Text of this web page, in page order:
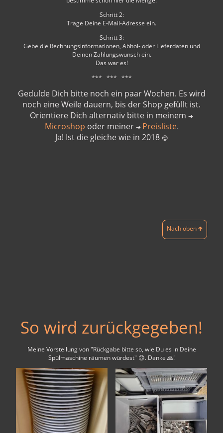
Schritt 2:
Trage Deine E-Mail-Adresse ein.
Schritt 3:
Gebe die Rechnungsinformationen, Abhol- oder Lieferdaten und
Deinen Zahlungswunsch ein.
Das war es!
*** *** ***
Gedulde Dich bitte noch ein paar Wochen. Es wird
noch eine Weile dauern, bis der Shop gefüllt ist.
Orientiere Dich alternativ bitte in meinem ➔
Microshop oder meiner ➔ Preisliste.
Ja! Ist die gleiche wie in 2018 😊
Nach oben 🡱
So wird zurückgegeben!
Meine Vorstellung von "Rückgabe bitte so, wie Du es in Deine
Spülmaschine räumen würdest" 😊. Danke 🙏!